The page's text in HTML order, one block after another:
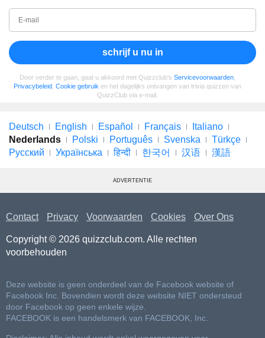
schrijf u nu in
Door verder te gaan, gaat u akkoord met Quizzclub's Servicevoorwaarden,
Privacybeleid, Cookie gebruik en het dagelijks ontvangen van trivia quizzen van
QuizzClub via e-mail.
Deutsch English Español Français
Italiano
Nederlands
Polski Português Svenska
Türkçe
Русский
Українська हिन्दी 한국어 汉语 漢語
ADVERTENTIE
Contact Privacy Voorwaarden Cookies Over Ons
Copyright © 2026 quizzclub.com. Alle rechten
voorbehouden
Deze website is geen onderdeel van de Facebook website of
Facebook Inc. Bovendien wordt deze website NIET ondersteud
door Facebook op geen enkele wijze.
FACEBOOK is een handelsmerk van FACEBOOK, Inc.